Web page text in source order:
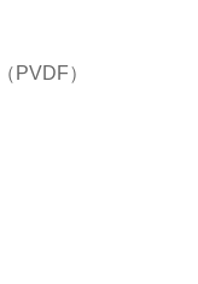
PVDF）